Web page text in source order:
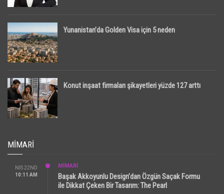
Yunanistan’da Golden Visa için 5 neden
Konut inşaat firmaları şikayetleri yüzde 127 arttı
MIMARI
NIS 22ND
10:11 AM
MİMARİ
Başak Akkoyunlu Design’dan Özgün Saçak Formu
ile Dikkat Çeken Bir Tasarım: The Pearl